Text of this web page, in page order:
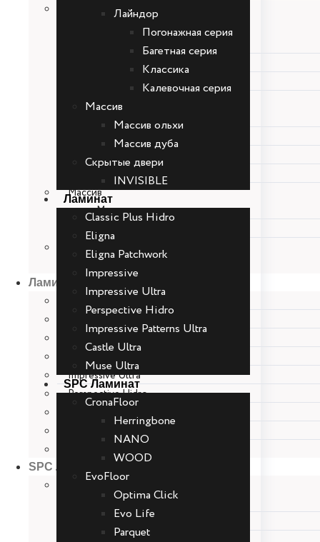
Лайндор
Погонажная серия
Багетная серия
Классика
Калевочная серия
Массив
Массив ольхи
Массив дуба
Скрытые двери
INVISIBLE
Ламинат
Classic Plus Hidro
Eligna
Eligna Patchwork
Impressive
Impressive Ultra
Perspective Hidro
Impressive Patterns Ultra
Castle Ultra
Muse Ultra
SPC Ламинат
CronaFloor
Herringbone
NANO
WOOD
EvoFloor
Optima Click
Evo Life
Parquet
Диодор
DIO
Moderno
Storia
Багетная серия
Калевочная серия
Массив
Массив ольхи
Скрытые двери
INVISIBLE
Ламинат
Classic Plus Hidro
Eligna Patchwork
Impressive Ultra
Perspective Hidro
Impressive Patterns Ultra
Castle Ultra
Muse Ultra
SPC Ламинат
Herringbone